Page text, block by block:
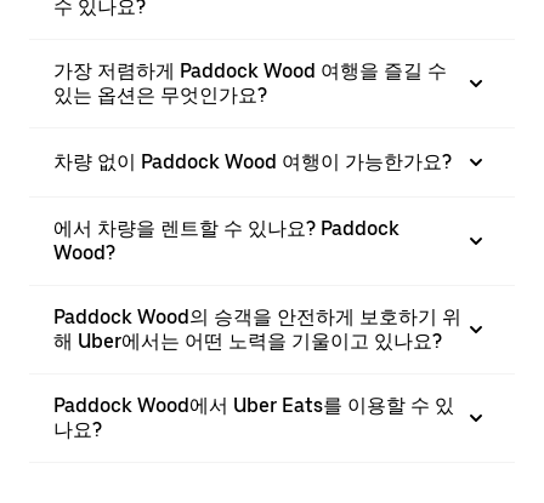
수 있나요?
가장 저렴하게 Paddock Wood 여행을 즐길 수
있는 옵션은 무엇인가요?
차량 없이 Paddock Wood 여행이 가능한가요?
에서 차량을 렌트할 수 있나요? Paddock
Wood?
Paddock Wood의 승객을 안전하게 보호하기 위
해 Uber에서는 어떤 노력을 기울이고 있나요?
Paddock Wood에서 Uber Eats를 이용할 수 있
나요?